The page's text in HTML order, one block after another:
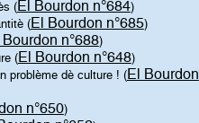
(El Bourdon n°684)
(El Bourdon n°685)
n°688)
(El Bourdon n°648)
problème dè culture ! (El Bourdon
n°650)